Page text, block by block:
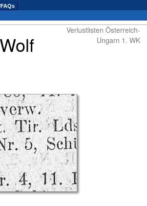
Verlustlisten Österreich-
Ungarn 1. WK